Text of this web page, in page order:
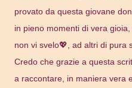
provato da questa giovane
in pieno momenti di vera
non vi svelo💖, ad altri di pura
Credo che grazie a questa
a raccontare, in maniera vera